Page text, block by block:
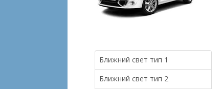
Ближний свет тип 1
Ближний свет тип 2